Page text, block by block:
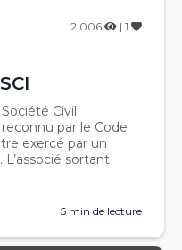
2 006 | 1
Civil
par le Code
exercé par un
L’associé sortant
5 min de lecture